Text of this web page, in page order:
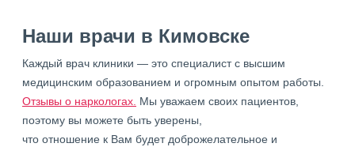
Наши врачи в Кимовске
Каждый врач клиники — это специалист с высшим
медицинским образованием и огромным опытом работы.
Отзывы о наркологах. Мы уважаем своих пациентов,
поэтому вы можете быть уверены,
что отношение к Вам будет доброжелательное и